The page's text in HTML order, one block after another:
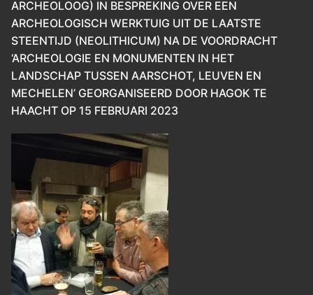
ARCHEOLOOG) IN BESPREKING OVER EEN
ARCHEOLOGISCH WERKTUIG UIT DE LAATSTE
STEENTIJD (NEOLITHICUM) NA DE VOORDRACHT
‘ARCHEOLOGIE EN MONUMENTEN IN HET
LANDSCHAP TUSSEN AARSCHOT, LEUVEN EN
MECHELEN’ GEORGANISEERD DOOR HAGOK TE
HAACHT OP 15 FEBRUARI 2023